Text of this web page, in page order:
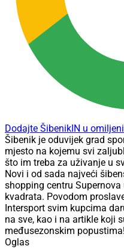
Dodajte ŠibenikIN u
Šibenik je oduvijek grad
mjesto na kojemu svi
što im treba za uživanje u
Novi i od sada najveći
shopping centru
kvadrata. Povodom
Intersport svim kupcima
na sve, kao i na artikle koji
međusezonskim popustima!
Oglas